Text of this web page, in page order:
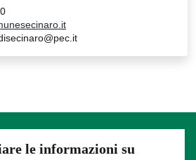
le informazioni su